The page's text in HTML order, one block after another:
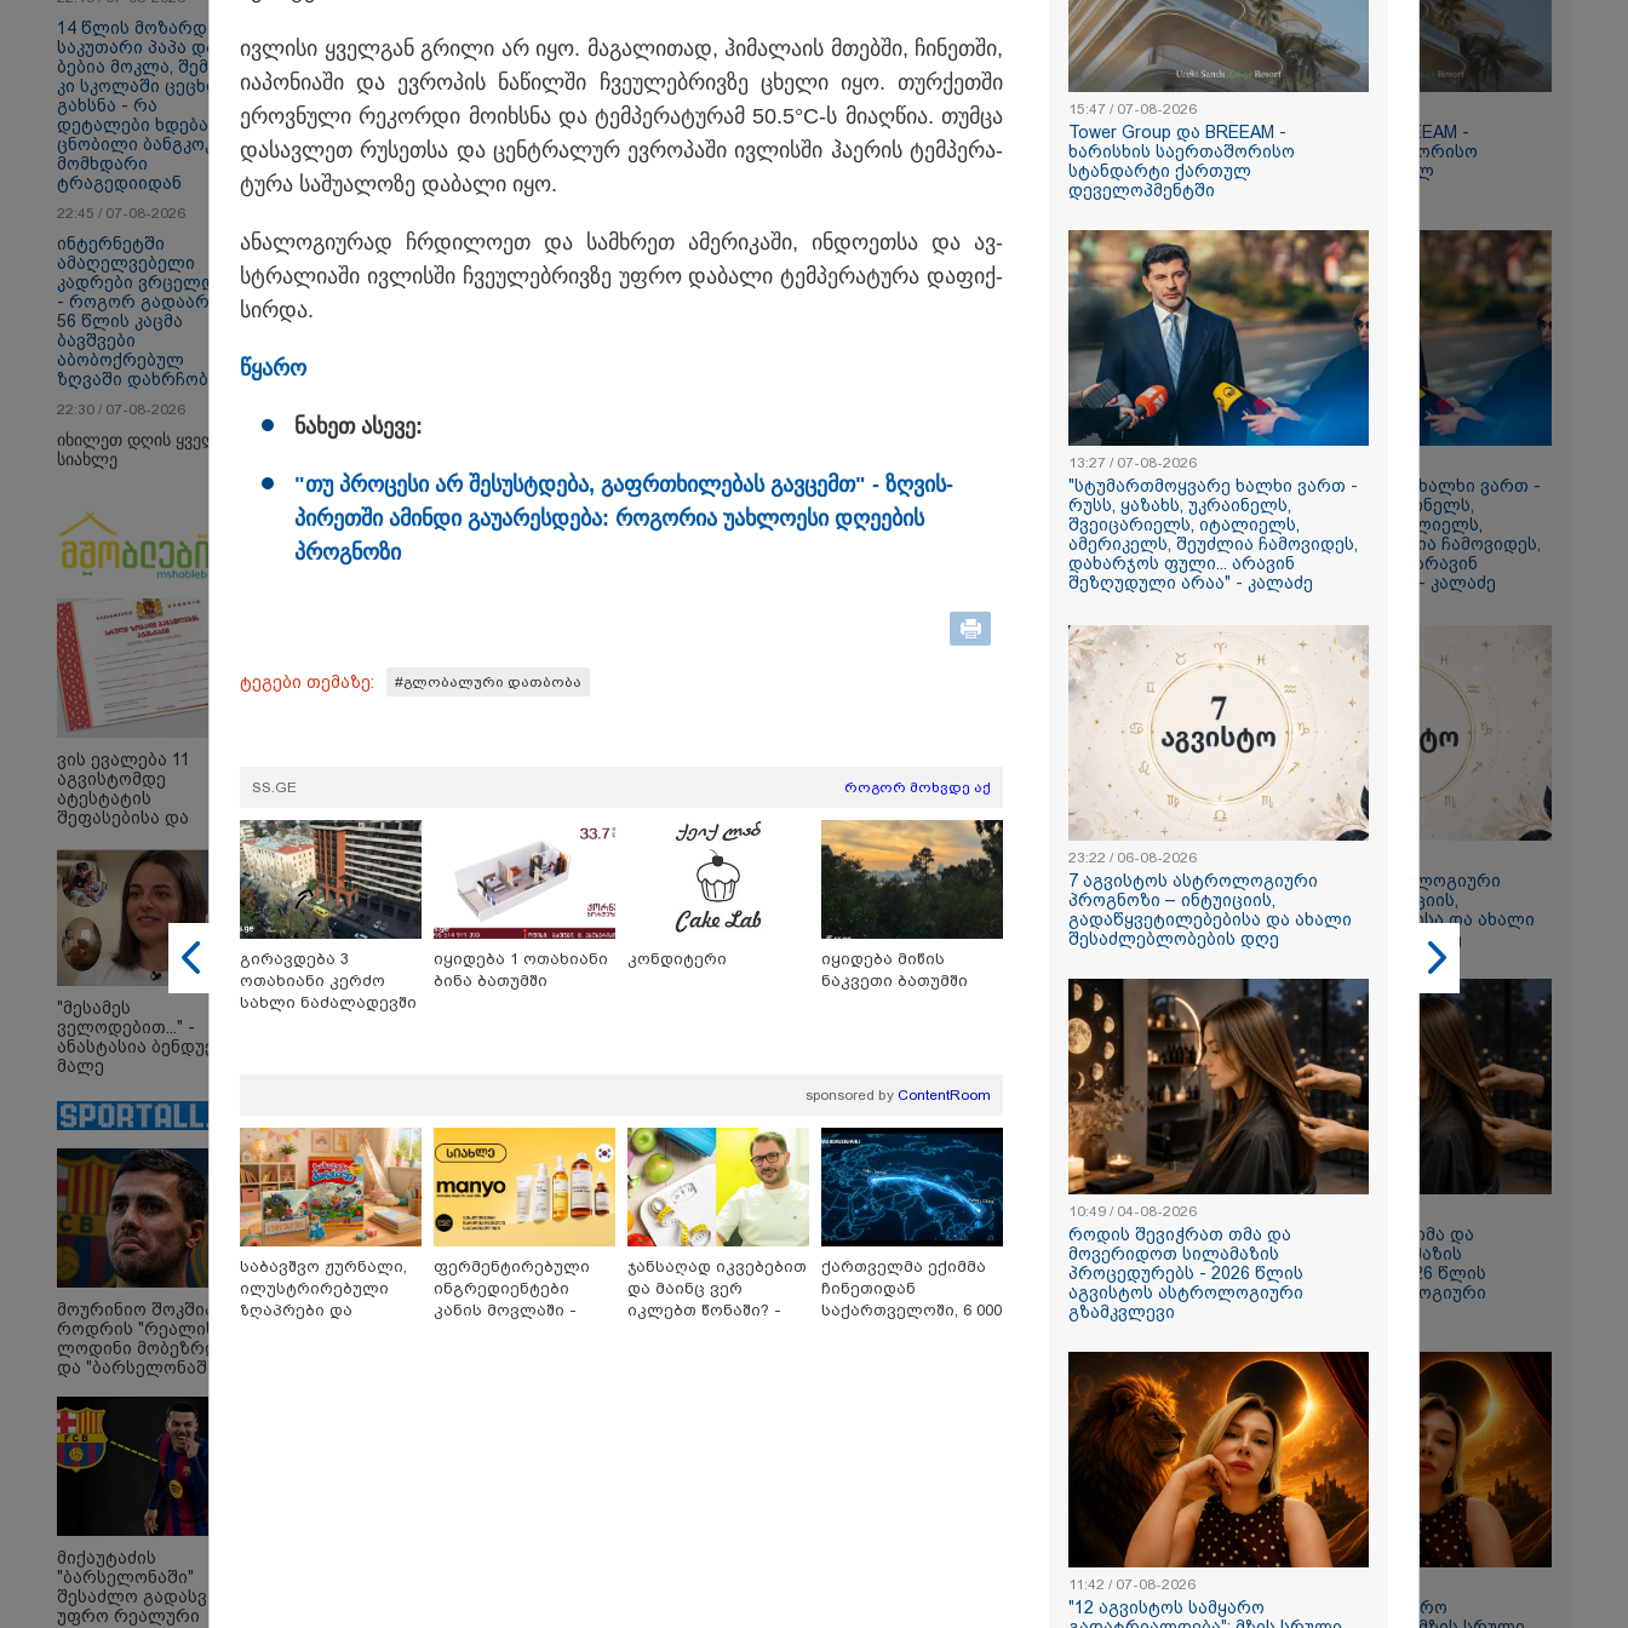
თბილისი - ანტალია
1085.80 ლარიდან
თბილისი - ჰერაკლიონი
1458.10 ლარიდან
თბილისი - ბუდაპეშტი
1548.20 ლარიდან
თბილისი - რომი 1535.50
Faceამბები
"საიდან იცის, მან
სინამდვილეში რა
ხდებოდა... აფხაზეთის
ომში თუ არ ვცდები
სამჯერ არის ნამყოფი,
არც ერთხელ 10 დღეს არ
ცდებოდა" - გია
ყარყარაშვილი გიორგი
ბარამიძის განცხადებაზე
"პოსტაობა" საკუთარ
თავთან შეგარცხვენთ...
თქვენი შეცდომა არის
დანაშაულის ტოლფასი" -
ეკა კუპატაძე ნანუკა
ჟორჟოლიანს
09:33 / 05-08-2026
"მამის მიერ ცოტნესთვის
დატოვებულ სახლში
თვითნებურად ცხოვრობს
ადამიანი, რომელიც
ზვიადის ანდერძში ერთი
სიტყვითაც კი არ არის
მოხსენიებული" - ანა
ჯაბაური
09:32 / 05-08-2026
"4 დღე უწყლოდ და
უპუროდ გაატარეს, მათ
12:20 / 04-08-2026
გამომდინარე,
მართებულად მიგვაჩნია,
რომ ადამიანის გასვენება
ტაძრიდან არ მოხდეს, ეს
მგლოვიარეს ისეთი
სიყვარულითა უნდა
ავუხსნათ, რომ შფოთვა
არ დაიბადოს" - დედა
"ამ ვიდეოს ნახვა
ჩემთვის იყო სიკვდილი"
- რას ამბობს
დაკარგული 17 წლის
ვიდეოკადრებზე, სადაც
შვილის განწირული
ვედრების ხმა ამოიცნო
Tower Group და BREEAM -
ხარისხის საერთაშორისო
სტანდარტი ქართულ
"სტუმართმოყვარე ხალხი ვართ -
რუსს, ყაზახს, უკრაინელს,
შვეიცარიელს, იტალიელს,
ამერიკელს, შეუძლია ჩამოვიდეს,
დახარჯოს ფული... არავინ
შეზღუდული არაა" - კალაძე
7 აგვისტოს ასტროლოგიური
პროგნოზი – ინტუიციის,
გადაწყვეტილებებისა და ახალი
შესაძლებლობების დღე
როდის შევიჭრათ თმა და
მოვერიდოთ სილამაზის
პროცედურებს - 2026 წლის
აგვისტოს ასტროლოგიური
"12 აგვისტოს სამყარო
14 წლის მოზარდმა
საკუთარი პაპა და
ბებია მოკლა, შემდეგ
კი სკოლაში ცეცხლი
გახსნა - რა
დეტალები ხდება
ცნობილი ბანგკოკში
მომხდარი
ტრაგედიიდან
22:45 / 07-08-2026
ინტერნეტში
ამაღელვებელი
კადრები ვრცელდება
- როგორ გადაარჩინა
56 წლის კაცმა
ბავშვები
აბობოქრებულ
ზღვაში დახრჩობას
22:30 / 07-08-2026
იხილეთ დღის ყველა
სიახლე
ვის ევალება 11
აგვისტომდე
ატესტატის
შეფასებისა და
ეროვნულ ცენტრში
წარდგენა -
დეტალები
"მესამეს
ველოდებით..." -
ანასტასია ბენდუქიძე
მალე
დედა გახდება
მოურინიო შოკშია -
როდრის "რეალის"
ლოდინი მობეზრდა
და "ბარსელონაში"
მიქაუტაძის
"ბარსელონაში"
შესაძლო გადასვლა
უფრო რეალური
ივ­ლი­სი ყველ­გან გრი­ლი არ იყო. მა­გა­ლი­თად, ჰი­მა­ლა­ის მთებ­ში, ჩი­ნეთ­ში,
ია­პო­ნი­ა­ში და ევ­რო­პის ნა­წილ­ში ჩვე­უ­ლებ­რივ­ზე ცხე­ლი იყო. თურ­ქეთ­ში
ეროვ­ნუ­ლი რე­კორ­დი მო­იხ­სნა და ტემ­პე­რა­ტუ­რამ 50.5°C-ს მი­აღ­წია. თუმ­ცა
და­სავ­ლეთ რუ­სეთ­სა და ცენ­ტრა­ლურ ევ­რო­პა­ში ივ­ლის­ში ჰა­ე­რის ტემ­პე­რა­
ტუ­რა სა­შუ­ა­ლო­ზე და­ბა­ლი იყო.
ანა­ლო­გი­უ­რად ჩრდი­ლო­ეთ და სამ­ხრეთ ამე­რი­კა­ში, ინ­დო­ეთ­სა და ავ­
სტრა­ლი­ა­ში ივ­ლის­ში ჩვე­უ­ლებ­რივ­ზე უფრო და­ბა­ლი ტემ­პე­რა­ტუ­რა და­ფიქ­
სირ­და.
წყა­რო
ნა­ხეთ ასე­ვე:
"თუ პრო­ცე­სი არ შე­სუს­ტდე­ბა, გაფრ­თხი­ლე­ბას გავ­ცემთ" - ზღვის­
პი­რეთ­ში ამინ­დი გა­უ­ა­რეს­დე­ბა: რო­გო­რია უახ­ლო­ე­სი დღე­ე­ბის
პროგ­ნო­ზი
ტეგები თემაზე: #გლობალური დათბობა
SS.GE როგორ მოხვდე აქ
გირავდება 3
ოთახიანი კერძო
სახლი ნაძალადევში
იყიდება 1 ოთახიანი
ბინა ბათუმში
კონდიტერი
იყიდება მიწის
ნაკვეთი ბათუმში
sponsored by ContentRoom
საბავშვო ჟურნალი,
ილუსტრირებული
ზღაპრები და
ფერმენტირებული
ინგრედიენტები
კანის მოვლაში -
ჯანსაღად იკვებებით
და მაინც ვერ
იკლებთ წონაში? -
ქართველმა ექიმმა
ჩინეთიდან
საქართველოში, 6 000
15:47 / 07-08-2026
Tower Group და BREEAM -
ხარისხის საერთაშორისო
სტანდარტი ქართულ
დეველოპმენტში
13:27 / 07-08-2026
"სტუმართმოყვარე ხალხი ვართ -
რუსს, ყაზახს, უკრაინელს,
შვეიცარიელს, იტალიელს,
ამერიკელს, შეუძლია ჩამოვიდეს,
დახარჯოს ფული... არავინ
შეზღუდული არაა" - კალაძე
23:22 / 06-08-2026
7 აგვისტოს ასტროლოგიური
პროგნოზი – ინტუიციის,
გადაწყვეტილებებისა და ახალი
შესაძლებლობების დღე
10:49 / 04-08-2026
როდის შევიჭრათ თმა და
მოვერიდოთ სილამაზის
პროცედურებს - 2026 წლის
აგვისტოს ასტროლოგიური
გზამკვლევი
11:42 / 07-08-2026
"12 აგვისტოს სამყარო